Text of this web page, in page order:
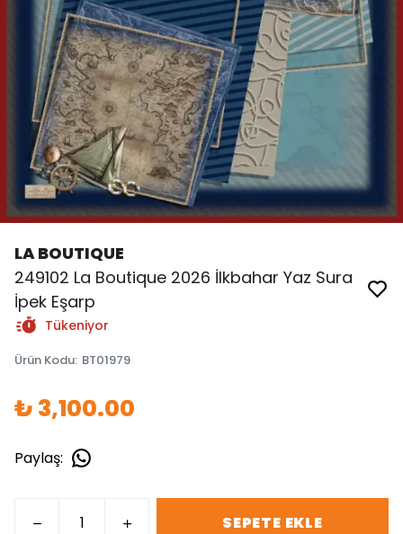
LA BOUTIQUE
249102 La Boutique 2026 İlkbahar Yaz Sura
İpek Eşarp
Tükeniyor
Ürün Kodu: BT01979
₺ 3,100.00
Paylaş:
SEPETE EKLE